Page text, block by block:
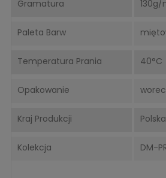
Gramatura 130g/
Paleta Barw
Temperatura Prania 40°C
Opakowanie
Kraj Produkcji Polska
Kolekcja DM-